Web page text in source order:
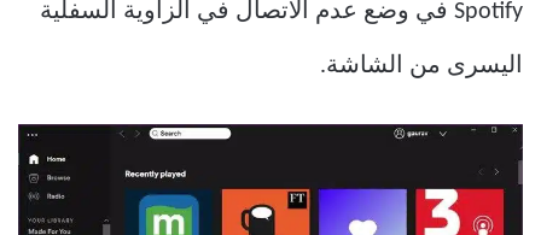
Spotify في وضع عدم الاتصال في الزاوية السفلية
اليسرى من الشاشة.